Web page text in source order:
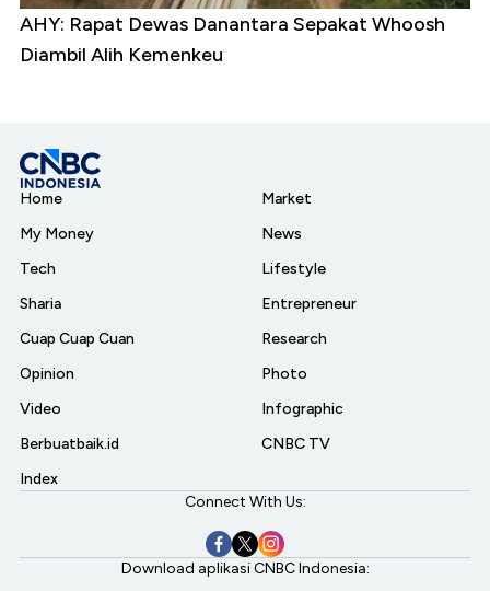
AHY: Rapat Dewas Danantara Sepakat Whoosh
Diambil Alih Kemenkeu
Home
My Money
Tech
Sharia
Cuap Cuap Cuan
Opinion
Video
Berbuatbaik.id
Index
Market
News
Lifestyle
Entrepreneur
Research
Photo
Infographic
CNBC TV
Connect With Us:
Download aplikasi CNBC Indonesia: